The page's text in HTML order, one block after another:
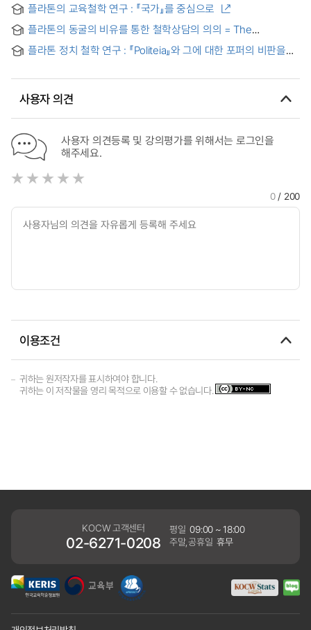
Harmony in Plato's Philosophy of Music : Focusing on
Books 3, 10 of 『The Republic』 and 『Timaeus』
플라톤의 교육철학 연구 : 『국가』를 중심으로
플라톤의 동굴의 비유를 통한 철학상담의 의의 = The
Allegory of the Cave'
플라톤 정치 철학 연구 : 『Politeia』와 그에 대한 포퍼의 비판을
사용자 의견
사용자 의견등록 및 강의평가를 위해서는 로그인을
해주세요.
0/ 200
이용조건
귀하는 원저작자를 표시하여야 합니다.
귀하는 이 저작물을 영리 목적으로 이용할 수 없습니다.
KOCW 고객센터
02-6271-0208
평일 09:00 ~ 18:00
주말,공휴일 휴무